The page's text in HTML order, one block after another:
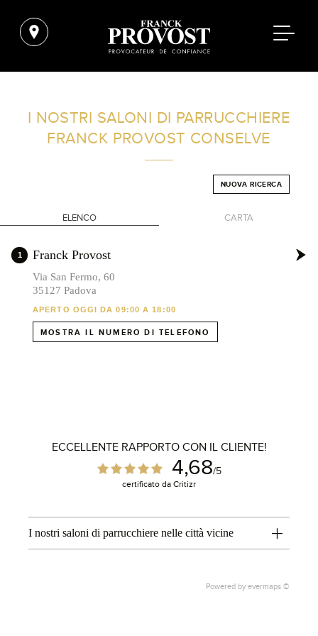
FILTRI AVANZATI
I NOSTRI SALONI DI PARRUCCHIERE
FRANCK PROVOST CONSELVE
NUOVA RICERCA
ELENCO CARTA
+
1 Franck Provost
Via San Fermo, 60
35127 Padova
APERTO OGGI DA 09:00 A 18:00
MOSTRA IL NUMERO DI TELEFONO
ECCELLENTE RAPPORTO CON IL CLIENTE!
4,68/5
certificato da Critizr
I nostri saloni di parrucchiere nelle città vicine
Powered by evermaps ©